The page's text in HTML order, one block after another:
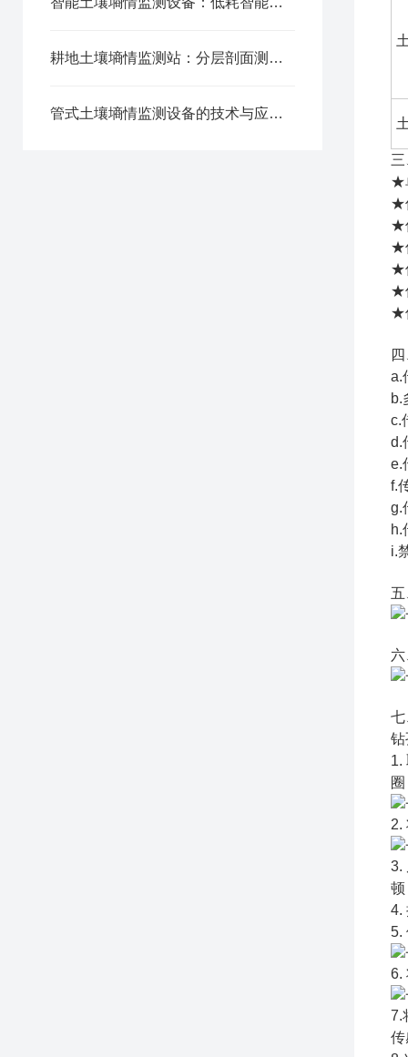
耕地土壤墒情监测站：分层剖面测报，科学守护耕地水土生态健康
管式土壤墒情监测设备的技术与应用解析
★
★
★
★
★
★
★
a.
b.
c.
d.
e.
f.
g.
h.
i.
七
钻
1.
2.
3.
顿
4.
5.
6.
7.
传